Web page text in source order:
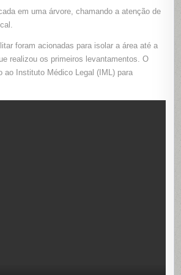
em uma árvore, chamando a atenção de
foram acionadas para isolar a área até a
realizou os primeiros levantamentos. O
ao Instituto Médico Legal (IML) para